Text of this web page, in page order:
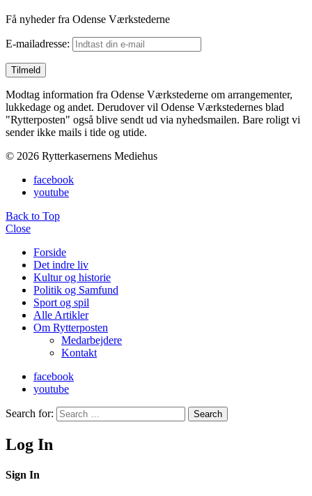
Få nyheder fra Odense Værkstederne
E-mailadresse:
Modtag information fra Odense Værkstederne om arrangementer,
lukkedage og andet. Derudover vil Odense Værkstedernes blad
"Rytterposten" også blive sendt ud via nyhedsmailen. Bare roligt vi
sender ikke mails i tide og utide.
© 2026 Rytterkasernens Mediehus
facebook
youtube
Back to Top
Close
Forside
Det indre liv
Kultur og historie
Politik og Samfund
Sport og spil
Alle Artikler
Om Rytterposten
Medarbejdere
Kontakt
facebook
youtube
Search for: Search
Log In
Sign In